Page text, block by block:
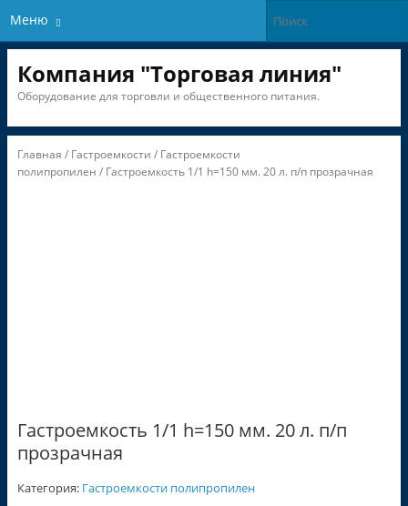
Меню
Компания "Торговая линия"
Оборудование для торговли и общественного питания.
Главная / Гастроемкости / Гастроемкости
полипропилен / Гастроемкость 1/1 h=150 мм. 20 л. п/п прозрачная
Гастроемкость 1/1 h=150 мм. 20 л. п/п
прозрачная
Категория: Гастроемкости полипропилен